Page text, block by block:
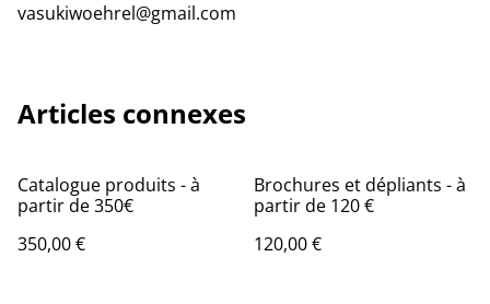
vasukiwoehrel@gmail.com
Articles connexes
Catalogue produits - à
partir de 350€
350,00 €
Brochures et dépliants - à
partir de 120 €
120,00 €